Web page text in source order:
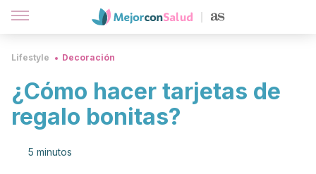
Lifestyle Decoración
¿Cómo hacer tarjetas de
regalo bonitas?
5 minutos